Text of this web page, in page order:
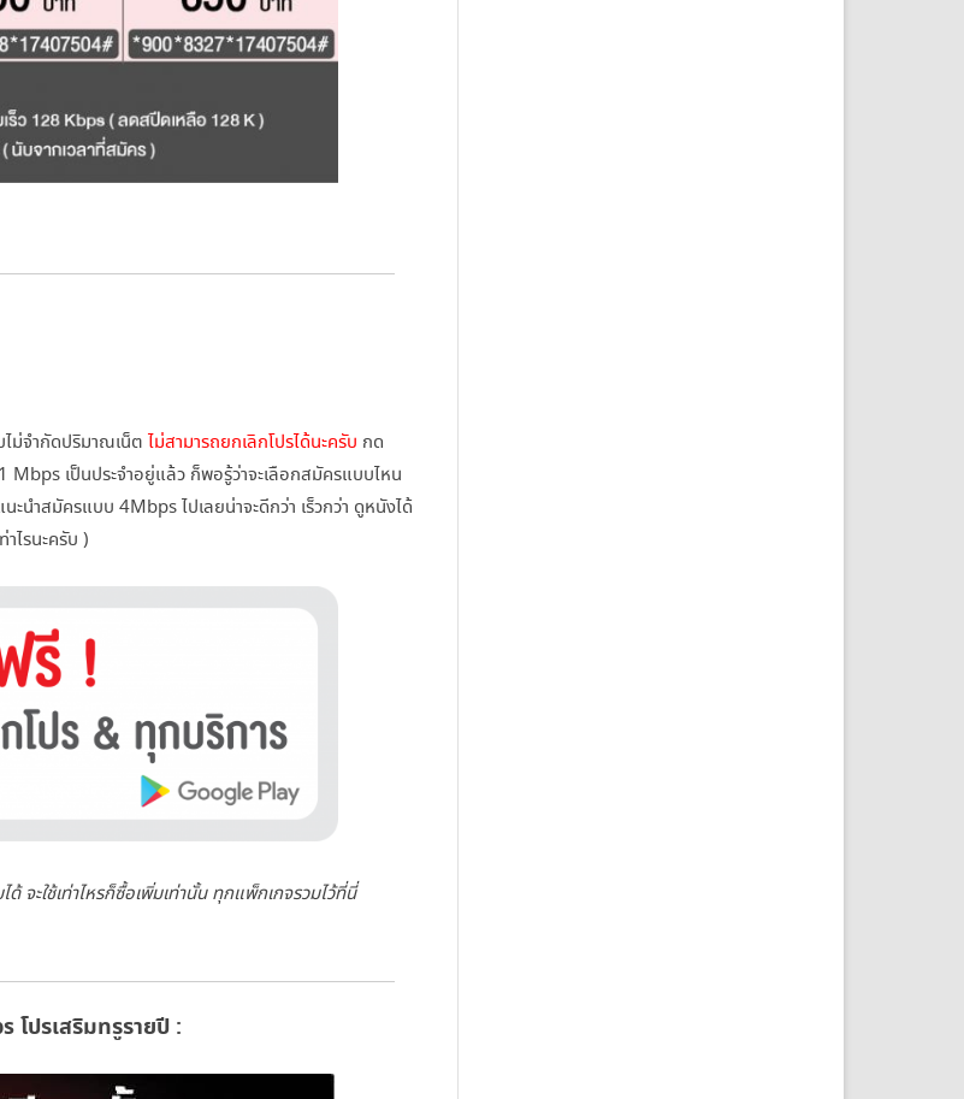
ไม่จำกัดปริมาณเน็ต ไม่สามารถยกเลิกโปรได้นะครับ กด
เป็นประจำอยู่แล้ว ก็พอรู้ว่าจะเลือกสมัครแบบไหน
ำสมัครแบบ 4Mbps ไปเลยน่าจะดีกว่า เร็วกว่า ดูหนังได้
ไรนะครับ )
จะใช้เท่าไหรก็ซื้อเพิ่มเท่านั้น ทุกแพ็กเกจรวมไว้ที่นี่
โปรเสริมทรูรายปี :